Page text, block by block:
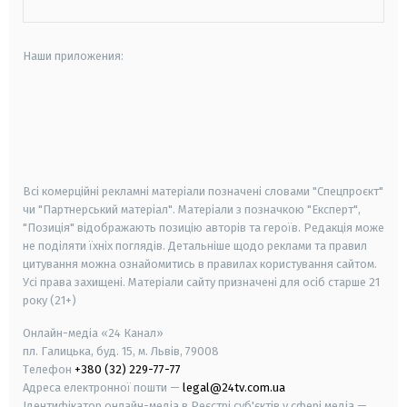
Наши приложения:
Всі комерційні рекламні матеріали позначені словами "Спецпроєкт"
чи "Партнерський матеріал". Матеріали з позначкою "Експерт",
"Позиція" відображають позицію авторів та героїв. Редакція може
не поділяти їхніх поглядів. Детальніше щодо реклами та правил
цитування можна ознайомитись в правилах користування сайтом.
Усі права захищені. Матеріали сайту призначені для осіб старше 21
року (21+)
Онлайн-медіа «24 Канал»
пл. Галицька, буд. 15, м. Львів, 79008
Телефон +380 (32) 229-77-77
Адреса електронної пошти — legal@24tv.com.ua